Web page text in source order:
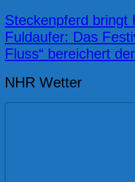
Steckenpferd bringt
Fuldaufer: Das
Fluss“ bereichert
NHR Wetter